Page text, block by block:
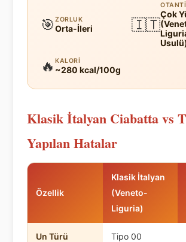
🎯 ZORLUK
Orta-İleri 🇮🇹
Çok
🔥 KALORI
~280 kcal/100g
Klasik İtalyan Ciabatta vs
Yapılan Hatalar
Özellik
Klasik İtalyan
(Veneto-
Liguria)
Un Türü
Tipo 00